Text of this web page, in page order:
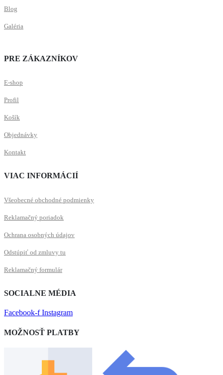
Blog
Galéria
PRE ZÁKAZNÍKOV
E-shop
Profil
Košík
Objednávky
Kontakt
VIAC INFORMÁCIÍ
Všeobecné obchodné podmienky
Reklamačný poriadok
Ochrana osobných údajov
Odstúpiť od zmluvy tu
Reklamačný formulár
SOCIALNE MÉDIA
Facebook-f Instagram
MOŽNOSŤ PLATBY